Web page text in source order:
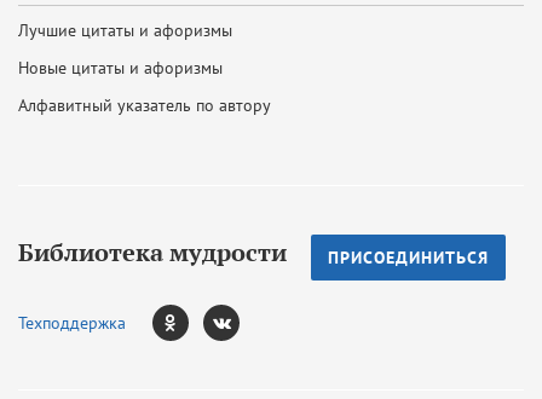
Лучшие цитаты и афоризмы
Новые цитаты и афоризмы
Алфавитный указатель по автору
Библиотека мудрости ПРИСОЕДИНИТЬСЯ
Техподдержка